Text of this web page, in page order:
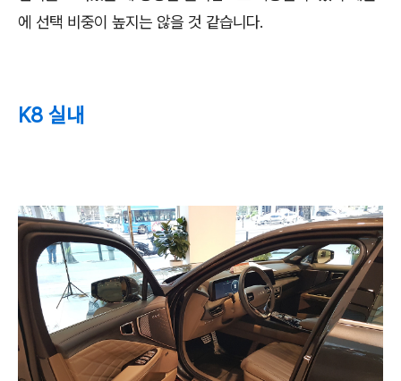
에 선택 비중이 높지는 않을 것 같습니다.
K8 실내